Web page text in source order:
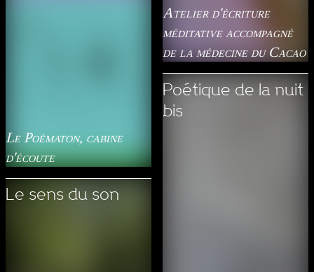
Le Poèmaton, cabine
d'écoute
Le sens du son
Atelier d'écriture
méditative accompagné
de la médecine du Cacao
Poétique de la nuit
bis